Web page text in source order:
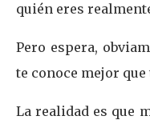
quién eres
Pero espera,
te conoce mejor que
La realidad es que